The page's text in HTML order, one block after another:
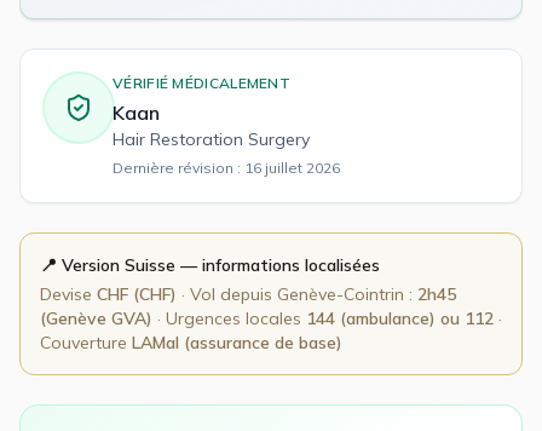
VÉRIFIÉ MÉDICALEMENT
Kaan
Hair Restoration Surgery
Dernière révision : 16 juillet 2026
📍 Version Suisse — informations localisées
Devise CHF (CHF) · Vol depuis Genève-Cointrin : 2h45
(Genève GVA) · Urgences locales 144 (ambulance) ou 112 ·
Couverture LAMal (assurance de base)